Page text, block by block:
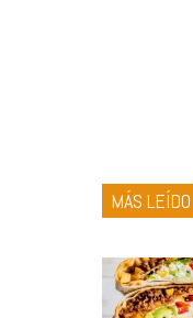
MÁS LEÍDO